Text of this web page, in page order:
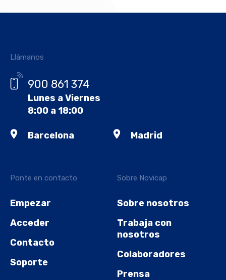
Ponte en contacto
Empezar
Acceder
Contacto
Soporte
Sobre Novicap
Sobre nosotros
Trabaja con
nosotros
Colaboradores
Prensa
Llámanos
900 861 374
Lunes a Viernes
8:00 a 18:00
Barcelona Madrid